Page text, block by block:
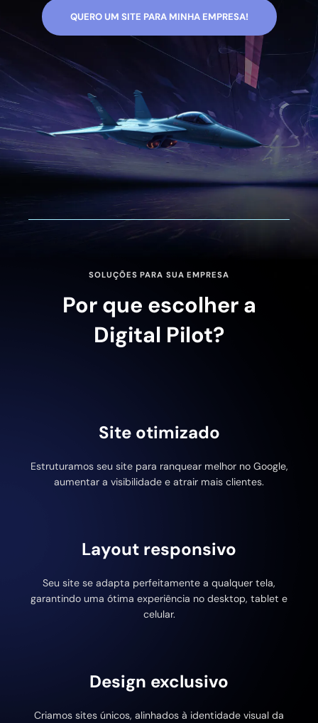
QUERO UM SITE PARA MINHA EMPRESA!
SOLUÇÕES PARA SUA EMPRESA
Por que escolher a
Digital Pilot?
Site otimizado
Estruturamos seu site para ranquear melhor no Google,
aumentar a visibilidade e atrair mais clientes.
Layout responsivo
Seu site se adapta perfeitamente a qualquer tela,
garantindo uma ótima experiência no desktop, tablet e
celular.
Design exclusivo
Criamos sites únicos, alinhados à identidade visual da